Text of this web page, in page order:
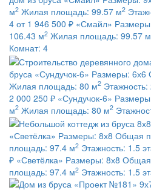
м2 Жилая площадь: 99.57 м2
4 от 1 946 500 ₽ «Смайл»
106.43 м2 Жилая площадь: 99.57 м
Комнат: 4
бруса «Сундучок-6» Размеры: 6х6
Жилая площадь: 80 м2 Этажность:
2 000 250 ₽ «Сундучок-6»
м2 Жилая площадь: 80 м2
«Светёлка» Размеры: 8х8 Общая
площадь: 97.4 м2 Этажность: 1.5
₽ «Светёлка» Размеры: 8х8
площадь: 97.4 м2 Этажность: 1.5